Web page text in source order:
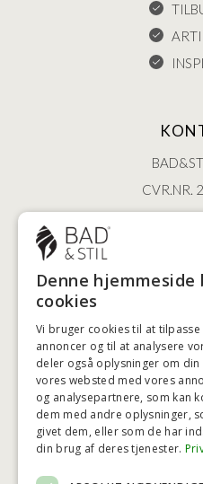
CVR.NR.
2100
+45
HØJESTE
Denne hjemmeside
cookies
Vi bruger cookies til at
annoncer og til at analysere
deler også oplysninger om
vores websted med vores
og analysepartnere, som kan
dem med andre oplysninger,
givet dem, eller som de har
din brug af deres tjenester.